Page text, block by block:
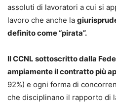
assoluti di lavoratori a cui si
lavoro che anche la
definito come “pirata”.
Il CCNL sottoscritto dalla
ampiamente il contratto più
92%) e ogni forma di
che disciplinano il rapporto di